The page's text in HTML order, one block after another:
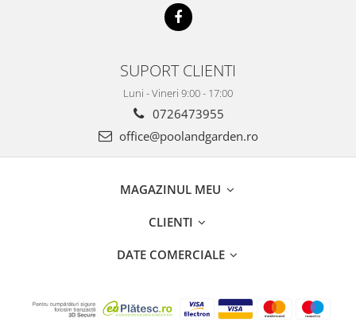
SUPORT CLIENTI
Luni - Vineri 9:00 - 17:00
0726473955
office@poolandgarden.ro
MAGAZINUL MEU
CLIENTI
DATE COMERCIALE